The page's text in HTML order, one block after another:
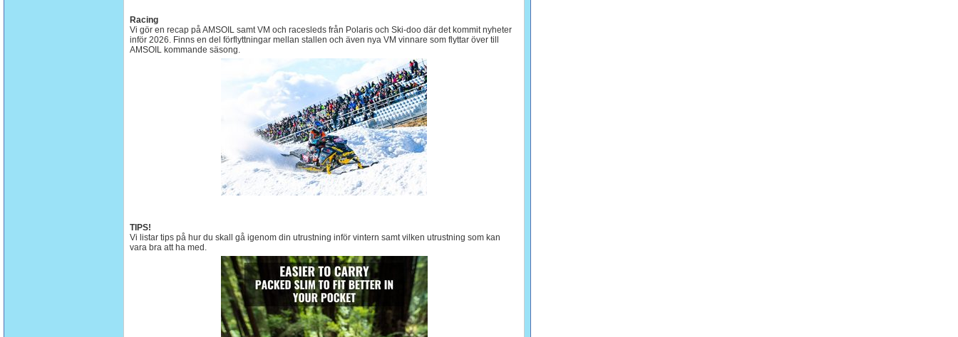
Racing
Vi gör en recap på AMSOIL samt VM och racesleds från Polaris och Ski-doo där det kommit nyheter
inför 2026. Finns en del förflyttningar mellan stallen och även nya VM vinnare som flyttar över till
AMSOIL kommande säsong.
TIPS!
Vi listar tips på hur du skall gå igenom din utrustning inför vintern samt vilken utrustning som kan
vara bra att ha med.